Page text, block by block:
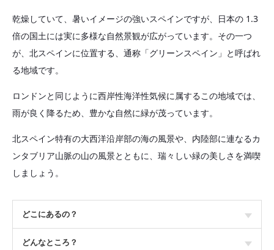
乾燥していて、暑いイメージの強いスペインですが、日本の 1.3
倍の国土には実に多様な自然景観が広がっています。その一つ
が、北スペインに位置する、通称「グリーンスペイン」と呼ばれ
る地域です。
ロンドンと同じように西岸性海洋性気候に属するこの地域では、
雨が良く降るため、豊かな自然に緑が茂っています。
北スペイン特有の大西洋沿岸部の海の風景や、内陸部に連なるカ
ンタブリア山脈の山の風景とともに、瑞々しい緑の美しさを満喫
しましょう。
どこにあるの？
どんなところ？